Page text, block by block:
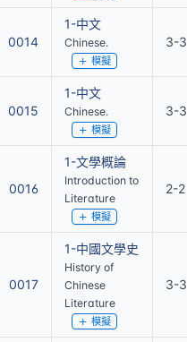
0014
1-中文
Chinese.
模擬
3-3
0015
1-中文
Chinese.
模擬
3-3
0016
1-文學概論
Introduction to
Literature
模擬
2-2
0017
1-中國文學史
History of
Chinese
Literature
模擬
3-3